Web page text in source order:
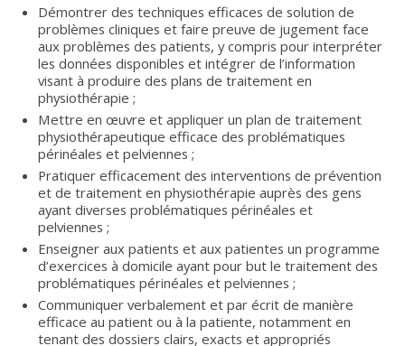
Démontrer des techniques efficaces de solution de
problèmes cliniques et faire preuve de jugement face
aux problèmes des patients, y compris pour interpréter
les données disponibles et intégrer de l’information
visant à produire des plans de traitement en
physiothérapie ;
Mettre en œuvre et appliquer un plan de traitement
physiothérapeutique efficace des problématiques
périnéales et pelviennes ;
Pratiquer efficacement des interventions de prévention
et de traitement en physiothérapie auprès des gens
ayant diverses problématiques périnéales et
pelviennes ;
Enseigner aux patients et aux patientes un programme
d’exercices à domicile ayant pour but le traitement des
problématiques périnéales et pelviennes ;
Communiquer verbalement et par écrit de manière
efficace au patient ou à la patiente, notamment en
tenant des dossiers clairs, exacts et appropriés